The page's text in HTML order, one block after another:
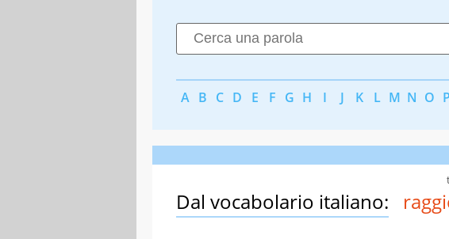
A B C D E F G H I J K L M N O P
Dal vocabolario italiano: